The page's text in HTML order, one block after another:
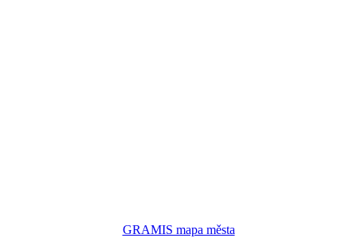
GRAMIS mapa města